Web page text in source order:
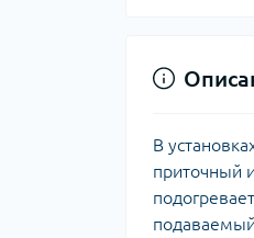
В
приточный
подаваемый